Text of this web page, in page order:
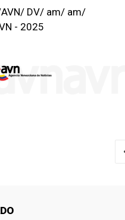
DV/ am/ am/
- 2025